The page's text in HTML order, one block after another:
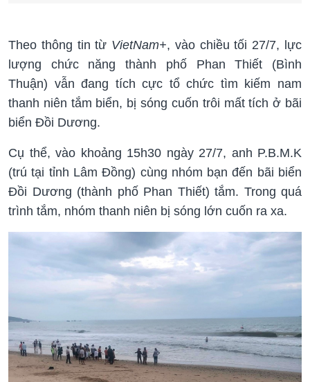
Theo thông tin từ VietNam+, vào chiều tối 27/7, lực
lượng chức năng thành phố Phan Thiết (Bình
Thuận) vẫn đang tích cực tổ chức tìm kiếm nam
thanh niên tắm biển, bị sóng cuốn trôi mất tích ở bãi
biển Đồi Dương.
Cụ thể, vào khoảng 15h30 ngày 27/7, anh P.B.M.K
(trú tại tỉnh Lâm Đồng) cùng nhóm bạn đến bãi biển
Đồi Dương (thành phố Phan Thiết) tắm. Trong quá
trình tắm, nhóm thanh niên bị sóng lớn cuốn ra xa.